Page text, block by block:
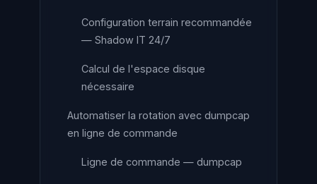
Configuration terrain recommandée
— Shadow IT 24/7
Calcul de l'espace disque
nécessaire
Automatiser la rotation avec dumpcap
en ligne de commande
Ligne de commande — dumpcap